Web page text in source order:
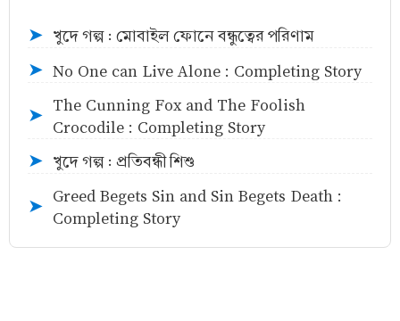
➤ খুদে গল্প : মোবাইল ফোনে বন্ধুত্বের পরিণাম
➤ No One can Live Alone : Completing Story
➤
The Cunning Fox and The Foolish
Crocodile : Completing Story
➤ খুদে গল্প : প্রতিবন্ধী শিশু
➤
Greed Begets Sin and Sin Begets Death :
Completing Story